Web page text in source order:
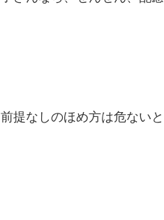
提なしのほめ方は危ないと